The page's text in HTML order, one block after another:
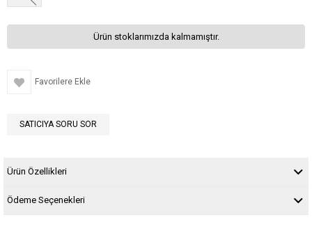
Ürün stoklarımızda kalmamıştır.
Favorilere Ekle
SATICIYA SORU SOR
Ürün Özellikleri
Ödeme Seçenekleri